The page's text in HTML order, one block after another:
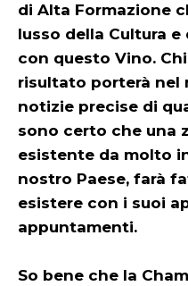
di Alta Formazione
lusso della Cultura
con questo Vino.
risultato porterà nel
notizie precise di
sono certo che una
esistente da molto
nostro Paese, farà
esistere con i suoi
appuntamenti.
So bene che la